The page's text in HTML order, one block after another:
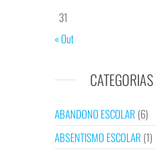
31
« Out
ABANDONO ESCOLAR (6)
ABSENTISMO ESCOLAR (1)